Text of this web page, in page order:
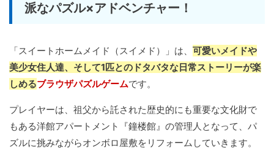
派なパズル×アドベンチャー！
「スイートホームメイド（スイメド）」は、 可愛いメイドや
美少女住人達、そして1匹とのドタバタな日常ストーリーが楽
しめるブラウザパズルゲームです。
プレイヤーは、祖父から託された歴史的にも重要な文化財で
もある洋館アパートメント『鐘楼館』の管理人となって、パ
ズルに挑みながらオンボロ屋敷をリフォームしていきます。